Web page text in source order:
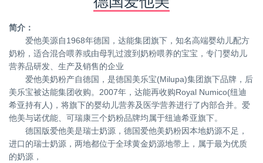
简介：
爱他美源自1968年德国，达能集团旗下，知名高端婴幼儿配方
奶粉，适合混合喂养或由母乳过渡到奶粉喂养的宝宝，专门婴幼儿
营养品研发、生产及销售的企业
爱他美奶粉产自德国，是德国美乐宝(Milupa)集团旗下品牌，后
美乐宝被达能集团收购。2007年，达能再收购Royal Numico(纽迪
希亚持有人)，将旗下的婴幼儿营养及医学营养进行了内部合并。爱
他美与诺优能、可瑞康三个奶粉品牌均属于纽迪希亚旗下。
德国版爱他美是瑞士奶源，德国爱他美奶粉因本地奶源不足，
进口的瑞士奶源，两地都位于全球黄金奶源地带上，属于最为优质
的奶源，